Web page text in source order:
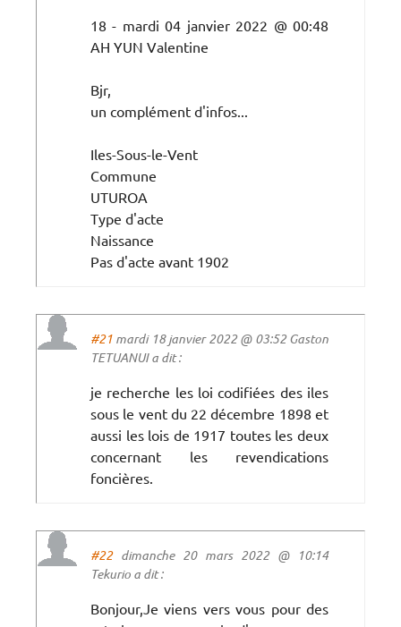
18 - mardi 04 janvier 2022 @ 00:48
AH YUN Valentine
Bjr,
un complément d'infos...
Iles-Sous-le-Vent
Commune
UTUROA
Type d'acte
Naissance
Pas d'acte avant 1902
#21 mardi 18 janvier 2022 @ 03:52 Gaston
TETUANUI a dit :
je recherche les loi codifiées des iles
sous le vent du 22 décembre 1898 et
aussi les lois de 1917 toutes les deux
concernant les revendications
foncières.
#22dimanche 20 mars 2022 @ 10:14
Tekurio a dit :
Bonjour,Je viens vers vous pour des